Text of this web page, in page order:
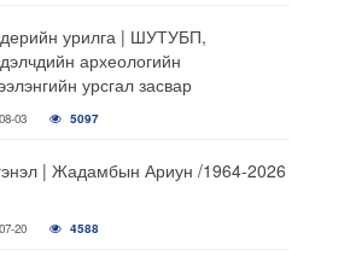
урилга | ШУТУБП,
археологийн
урсгал засвар
03 5097
| Жадамбын Ариун /1964-2026
20 4588